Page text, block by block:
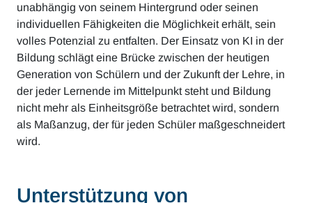
unabhängig von seinem Hintergrund oder seinen
individuellen Fähigkeiten die Möglichkeit erhält, sein
volles Potenzial zu entfalten. Der Einsatz von KI in der
Bildung schlägt eine Brücke zwischen der heutigen
Generation von Schülern und der Zukunft der Lehre, in
der jeder Lernende im Mittelpunkt steht und Bildung
nicht mehr als Einheitsgröße betrachtet wird, sondern
als Maßanzug, der für jeden Schüler maßgeschneidert
wird.
Unterstützung von